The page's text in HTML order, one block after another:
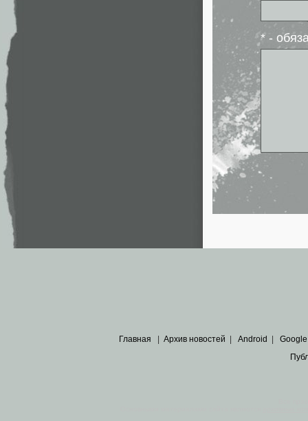
* -
Главная Архив новостей Android Google